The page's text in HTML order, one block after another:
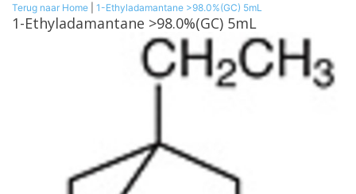
Terug naar Home 1-Ethyladamantane >98.0%(GC) 5mL
1-Ethyladamantane >98.0%(GC) 5mL